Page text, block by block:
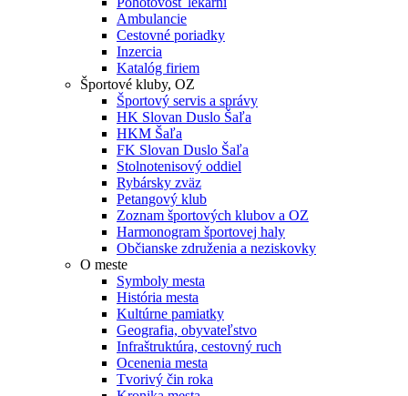
Ambulancie
Cestovné poriadky
Inzercia
Katalóg firiem
Športové kluby, OZ
Športový servis a správy
HK Slovan Duslo Šaľa
HKM Šaľa
FK Slovan Duslo Šaľa
Stolnotenisový oddiel
Rybársky zväz
Petangový klub
Zoznam športových klubov a OZ
Harmonogram športovej haly
Občianske združenia a neziskovky
O meste
Symboly mesta
História mesta
Kultúrne pamiatky
Geografia, obyvateľstvo
Infraštruktúra, cestovný ruch
Ocenenia mesta
Tvorivý čin roka